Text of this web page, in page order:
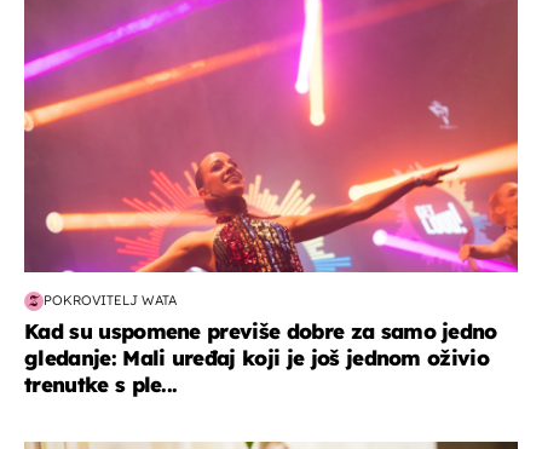
POKROVITELJ WATA
Kad su uspomene previše dobre za samo jedno
gledanje: Mali uređaj koji je još jednom oživio
trenutke s ple...